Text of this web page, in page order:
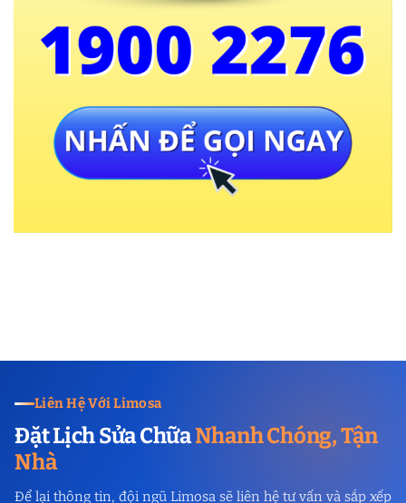
Liên Hệ Với Limosa
Đặt Lịch Sửa ChữaNhanh Chóng, Tận
Nhà
Để lại thông tin, đội ngũ Limosa sẽ liên hệ tư vấn và sắp xếp